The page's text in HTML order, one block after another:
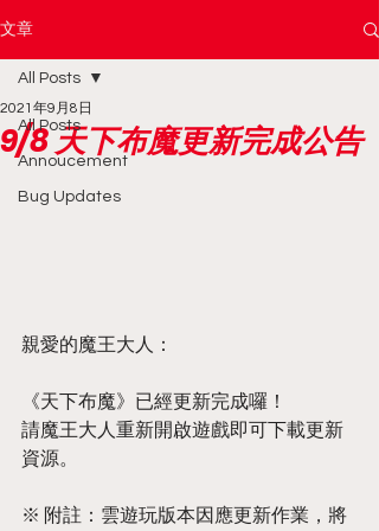
文章
All Posts
Annoucement
Bug Updates
All Posts
9/8 天下布魔更新完成公告
2021年9月8日
親愛的魔王大人：
《天下布魔》已經更新完成囉！
請魔王大人重新開啟遊戲即可下載更新
資源。
※ 附註：雲遊玩版本因應更新作業，將